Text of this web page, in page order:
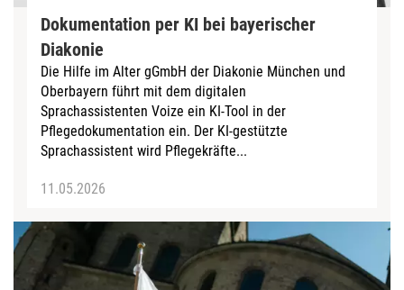
Dokumentation per KI bei bayerischer
Diakonie
Die Hilfe im Alter gGmbH der Diakonie München und
Oberbayern führt mit dem digitalen
Sprachassistenten Voize ein KI-Tool in der
Pflegedokumentation ein. Der KI-gestützte
Sprachassistent wird Pflegekräfte...
11.05.2026